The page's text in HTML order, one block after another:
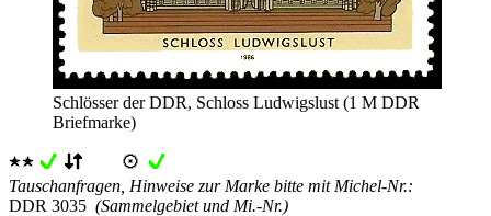
Schlösser der DDR, Schloss Ludwigslust (1 M DDR
Briefmarke)
Tauschanfragen, Hinweise zur Marke bitte mit Michel-Nr.:
DDR 3035 (Sammelgebiet und Mi.-Nr.)